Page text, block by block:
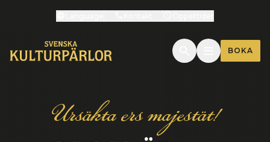
BOKA
Ursäkta ers majestät!